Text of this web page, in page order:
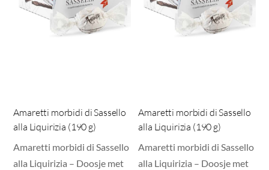
Amaretti morbidi di Sassello
alla Liquirizia (190 g)
Amaretti morbidi di Sassello
alla Liquirizia – Doosje met
Amaretti morbidi di Sassello
alla Liquirizia (190 g)
Amaretti morbidi di Sassello
alla Liquirizia – Doosje met